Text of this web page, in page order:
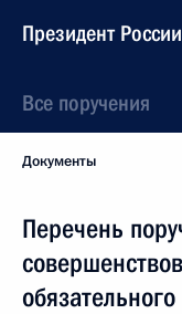
Президент России
Все поручения
Документы
Перечень